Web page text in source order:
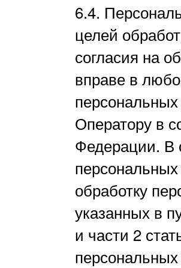
6.4.
целей
согласия на
вправе в
Оператору в
Федерации. В
обработку
указанных в
и части 2